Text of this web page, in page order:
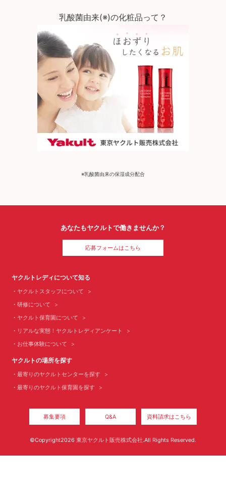
乳酸菌由来(※)の化粧品って？
※乳酸菌由来の保湿成分配合
あなたもヤクルトで働きませんか？
応募フォームはこちら
ヤクルトレディについて知る
ヤクルトスタッフについて
研修について
ヤクルト保育園について
リアルな実態！ヤクルトレディアンケート
お仕事体験について
ヤクルトの場所を探す
最寄りのヤクルトセンターを探す
最寄りのヤクルト保育園を探す
募集要項 Q&A 資料請求はこちら
©Copyright2026 東京ヤクルト販売株式会社.All Rights Reserved.